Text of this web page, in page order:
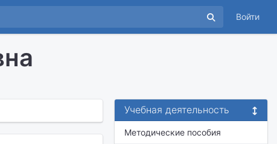
Войти
Учебная деятельность
Методические пособия